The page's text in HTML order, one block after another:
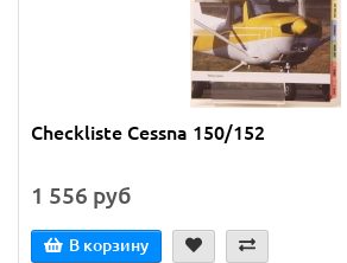
Checkliste Cessna 150/152
1 556 руб
В корзину